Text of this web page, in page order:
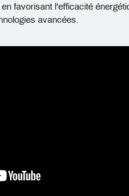
favorisant l'efficacité
avancées.